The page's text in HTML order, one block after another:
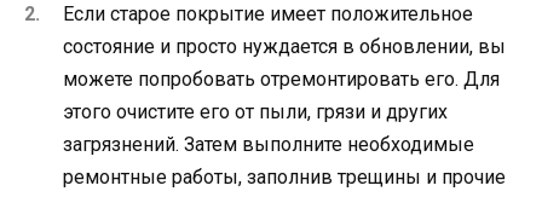
Если старое покрытие имеет положительное
состояние и просто нуждается в обновлении, вы
можете попробовать отремонтировать его. Для
этого очистите его от пыли, грязи и других
загрязнений. Затем выполните необходимые
ремонтные работы, заполнив трещины и прочие